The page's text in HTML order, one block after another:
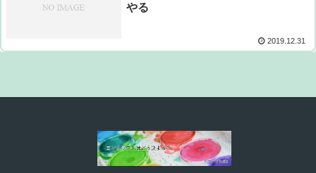
やる
2019.12.31